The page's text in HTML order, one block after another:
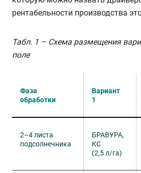
рентабельности производства
Табл. 1 – Схема размещения
поле
Фаза
обработки
Вариант
1
2–4 листа
подсолнечника
БРАВУРА,
КС
(2,5 л/га)